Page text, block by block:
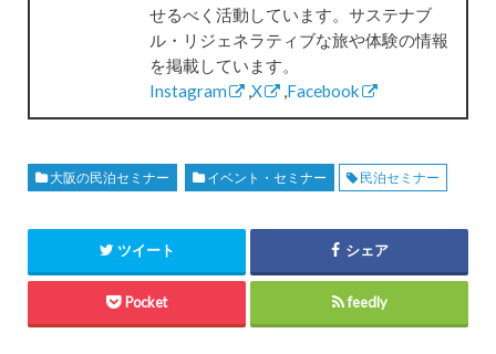
せるべく活動しています。サステナブ
ル・リジェネラティブな旅や体験の情報
を掲載しています。
Instagram
X Facebook
大阪の民泊セミナー イベント・セミナー 民泊セミナー
ツイート シェア
Pocket feedly